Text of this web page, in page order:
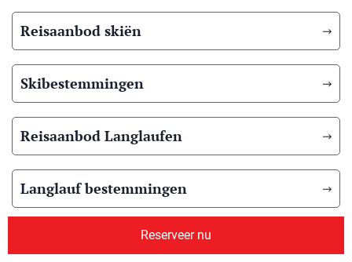
Reserveer nu
Reisaanbod skiën
Skibestemmingen
Reisaanbod Langlaufen
Langlauf bestemmingen
Reisaanbod zomer